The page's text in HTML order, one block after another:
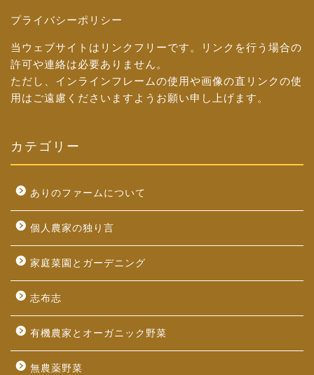
プライバシーポリシー
当ウェブサイトはリンクフリーです。リンクを行う場合の
許可や連絡は必要ありません。
ただし、インラインフレームの使用や画像の直リンクの使
用はご遠慮くださいますようお願い申し上げます。
カテゴリー
ありのファームについて
個人農家の独り言
家庭菜園とガーデニング
志布志
有機農家とオーガニック野菜
無農薬野菜